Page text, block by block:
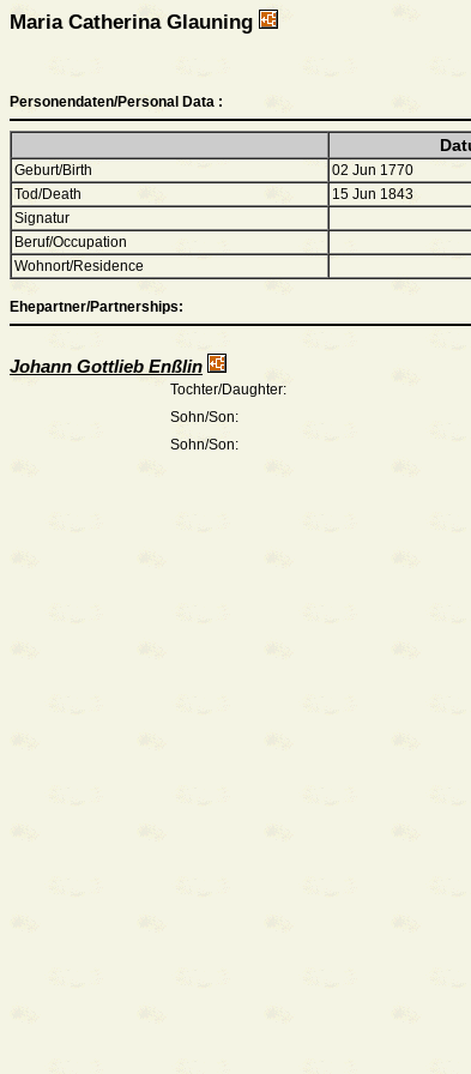
Maria Catherina Glauning
Personendaten/Personal Data :
Geburt/Birth 02 Jun 1770
Tod/Death
15 Jun 1843
Signatur
Beruf/Occupation
Wohnort/Residence
Ehepartner/Partnerships:
Johann Gottlieb Enßlin
Tochter/Daughter:
Sohn/Son:
Sohn/Son: